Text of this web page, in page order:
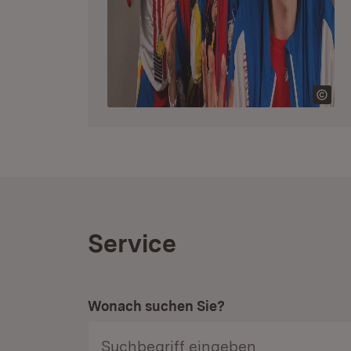
Service
Wonach suchen Sie?